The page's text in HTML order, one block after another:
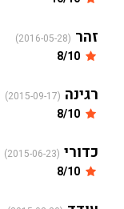
זהר (2016-05-28)
רגינה (2015-09-17)
כדורי (2015-06-23)